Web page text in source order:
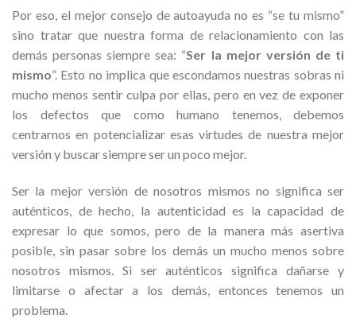
Por eso, el mejor consejo de autoayuda no es “se tu mismo”
sino tratar que nuestra forma de relacionamiento con las
demás personas siempre sea: “Ser la mejor versión de ti
mismo”. Esto no implica que escondamos nuestras sobras ni
mucho menos sentir culpa por ellas, pero en vez de exponer
los defectos que como humano tenemos, debemos
centrarnos en potencializar esas virtudes de nuestra mejor
versión y buscar siempre ser un poco mejor.
Ser la mejor versión de nosotros mismos no significa ser
auténticos, de hecho, la autenticidad es la capacidad de
expresar lo que somos, pero de la manera más asertiva
posible, sin pasar sobre los demás un mucho menos sobre
nosotros mismos. Si ser auténticos significa dañarse y
limitarse o afectar a los demás, entonces tenemos un
problema.